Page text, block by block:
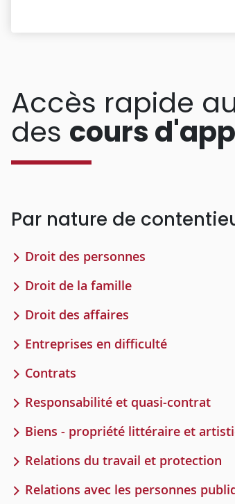
Accès rapide
des cours
Par nature de
Droit des personnes
Droit de la famille
Droit des affaires
Entreprises en difficulté
Contrats
Responsabilité et quasi-contrat
Biens - propriété littéraire et
Relations du travail et protection
Relations avec les personnes